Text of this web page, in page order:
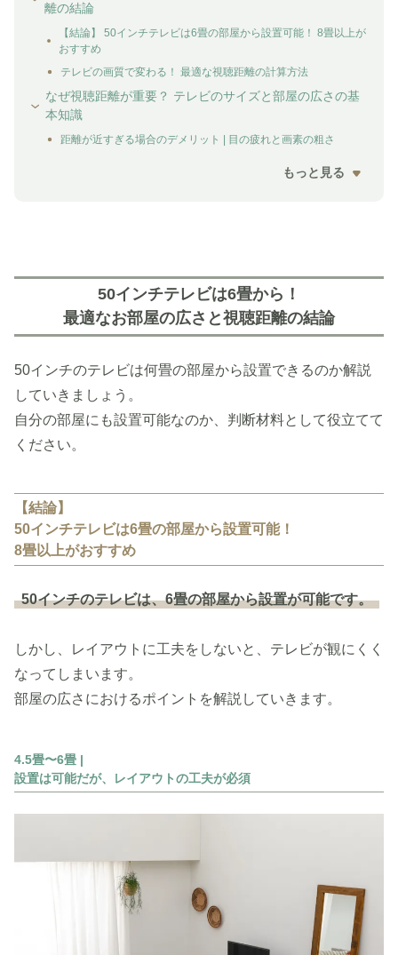
離の結論
【結論】 50インチテレビは6畳の部屋から設置可能！ 8畳以上が
おすすめ
テレビの画質で変わる！ 最適な視聴距離の計算方法
なぜ視聴距離が重要？ テレビのサイズと部屋の広さの基
本知識
距離が近すぎる場合のデメリット | 目の疲れと画素の粗さ
もっと見る
50インチテレビは6畳から！
最適なお部屋の広さと視聴距離の結論
50インチのテレビは何畳の部屋から設置できるのか解説
していきましょう。
自分の部屋にも設置可能なのか、判断材料として役立てて
ください。
【結論】
50インチテレビは6畳の部屋から設置可能！
8畳以上がおすすめ
50インチのテレビは、6畳の部屋から設置が可能です。
しかし、レイアウトに工夫をしないと、テレビが観にくく
なってしまいます。
部屋の広さにおけるポイントを解説していきます。
4.5畳〜6畳 |
設置は可能だが、レイアウトの工夫が必須